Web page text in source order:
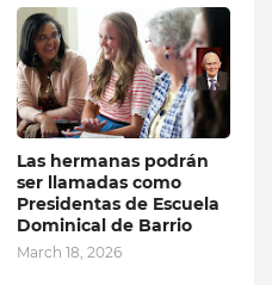
Las hermanas podrán
ser llamadas como
Presidentas de Escuela
Dominical de Barrio
March 18, 2026